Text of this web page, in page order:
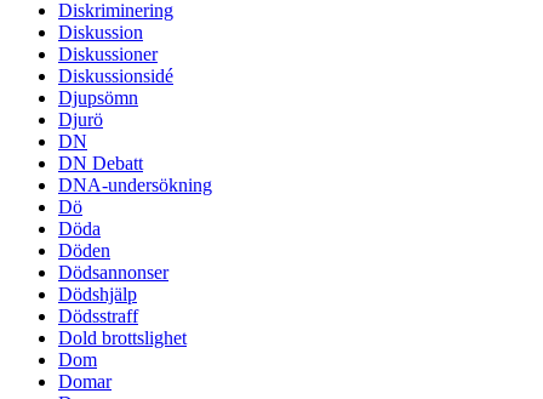
Diskriminering
Diskussion
Diskussioner
Diskussionsidé
Djupsömn
Djurö
DN
DN Debatt
DNA-undersökning
Dö
Döda
Döden
Dödsannonser
Dödshjälp
Dödsstraff
Dold brottslighet
Dom
Domar